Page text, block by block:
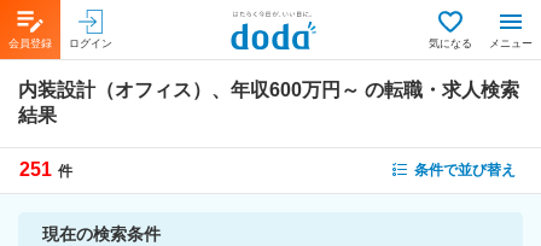
会員登録 ログイン 気になる メニュー
内装設計（オフィス）、年収600万円～ の転職・求人検索
結果
251 件 条件で並び替え
現在の検索条件